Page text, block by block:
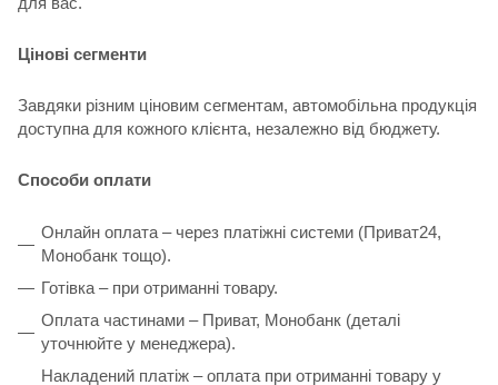
Цінові сегменти
Завдяки різним ціновим сегментам, автомобільна продукція
доступна для кожного клієнта, незалежно від бюджету.
Способи оплати
Онлайн оплата – через платіжні системи (Приват24,
Монобанк тощо).
Готівка – при отриманні товару.
Оплата частинами – Приват, Монобанк (деталі
уточнюйте у менеджера).
Накладений платіж – оплата при отриманні товару у